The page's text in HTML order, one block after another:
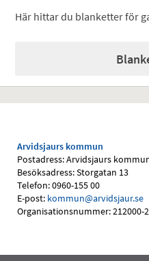
Här hittar du blanketter för
Arvidsjaurs kommun
Postadress: Arvidsjaurs
Besöksadress: Storgatan 13
Telefon: 0960-155 00
E-post: kommun@arvidsjaur.se
Organisationsnummer: 212000-